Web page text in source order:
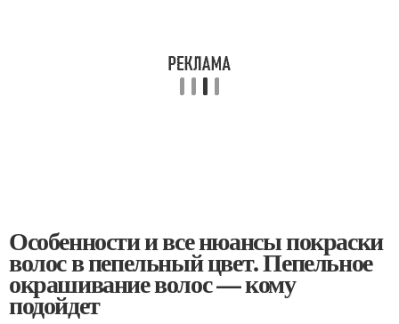
Особенности и все нюансы покраски
волос в пепельный цвет. Пепельное
окрашивание волос — кому
подойдет